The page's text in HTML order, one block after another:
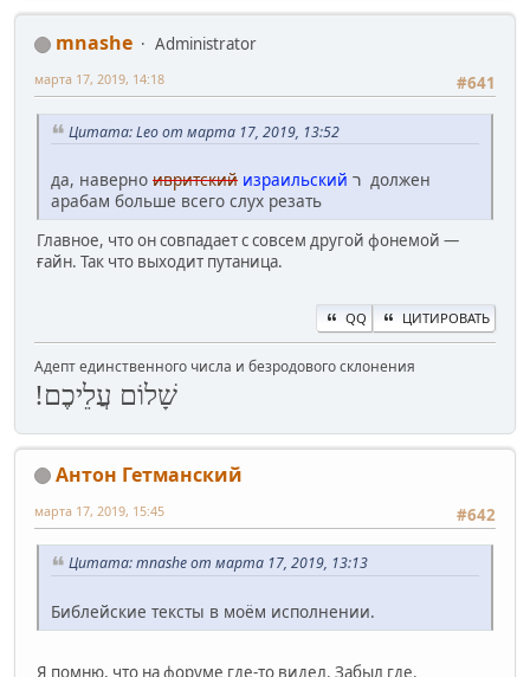
mnashe
Administrator
#641
марта 17, 2019, 14:18
Цитата: Leo от марта 17, 2019, 13:52
да, наверно ивритский израильский
арабам больше всего слух резать
Главное, что он совпадает с совсем другой фонемой —
ғайн. Так что выходит путаница.
QQ ЦИТИРОВАТЬ
Адепт единственного числа и безродового склонения
שָׁלוֹם עֲלֵיכֶם!
Антон Гетманский
#642
марта 17, 2019, 15:45
Цитата: mnashe от марта 17, 2019, 13:13
Библейские тексты в моём исполнении.
Я помню, что на форуме где-то видел. Забыл где.